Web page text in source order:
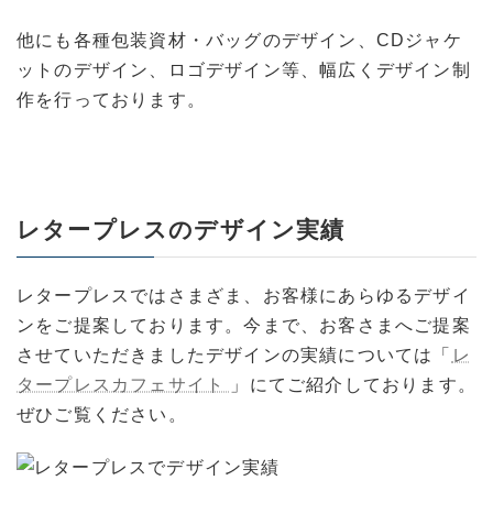
他にも各種包装資材・バッグのデザイン、CDジャケ
ットのデザイン、ロゴデザイン等、幅広くデザイン制
作を行っております。
レタープレスのデザイン実績
レタープレスではさまざま、お客様にあらゆるデザイ
ンをご提案しております。今まで、お客さまへご提案
させていただきましたデザインの実績については「 レ
タープレスカフェサイト
」にてご紹介しております。
ぜひご覧ください。